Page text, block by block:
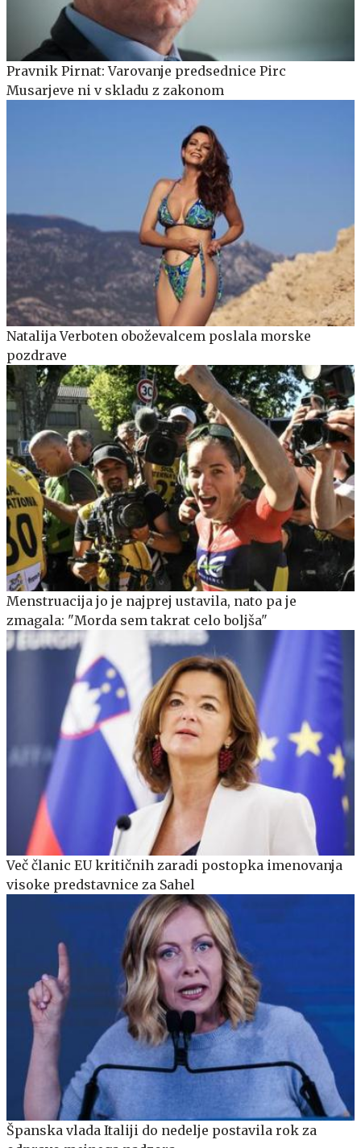
Pravnik Pirnat: Varovanje predsednice Pirc
Musarjeve ni v skladu z zakonom
Natalija Verboten oboževalcem poslala morske
pozdrave
Menstruacija jo je najprej ustavila, nato pa je
zmagala: "Morda sem takrat celo boljša"
Več članic EU kritičnih zaradi postopka imenovanja
visoke predstavnice za Sahel
Španska vlada Italiji do nedelje postavila rok za